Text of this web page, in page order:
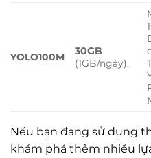
YOLO100M
30GB
(1GB/ngày).
Nếu bạn đang sử dụng
khám phá thêm nhiều